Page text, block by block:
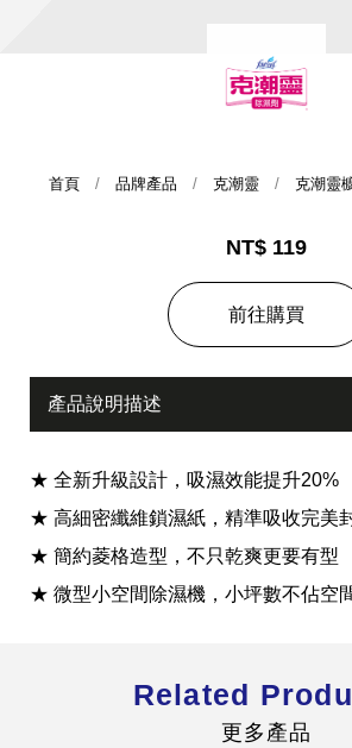
全球經營版圖
提供年報、每季財報、法說會資訊
不斷創新突破，致力提供消費者更舒
活
首頁 品牌產品 克潮靈 克潮靈
NT$ 119
前往購買
產品說明描述
★ 全新升級設計，吸濕效能提升20%
★ 高細密纖維鎖濕紙，精準吸收完美
★ 簡約菱格造型，不只乾爽更要有型
★ 微型小空間除濕機，小坪數不佔空
Related
更多產品